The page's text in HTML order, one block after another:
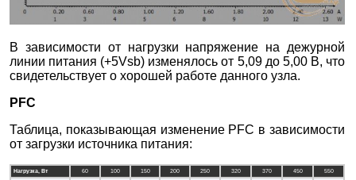
В зависимости от нагрузки напряжение на дежурной
линии питания (+5Vsb) изменялось от 5,09 до 5,00 В, что
свидетельствует о хорошей работе данного узла.
PFC
Таблица, показывающая изменение PFC в зависимости
от загрузки источника питания:
Нагрузка, Вт 60 100 150 200 250 320 370 450
550